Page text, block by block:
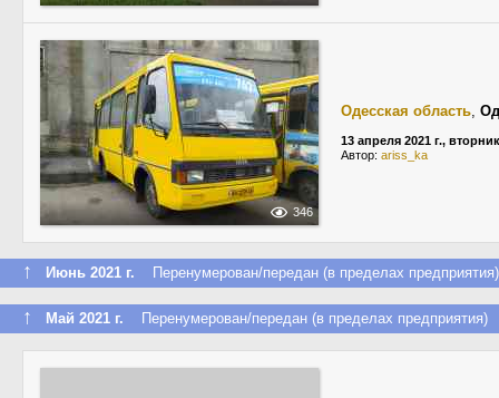
346
Одесская область,
13 апреля 2021 г., вторник
Автор: ariss_ka
↑ Июнь 2021 г. Перенумерован/передан (в пределах предприятия)
↑ Май 2021 г. Перенумерован/передан (в пределах предприятия)